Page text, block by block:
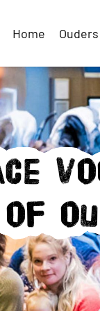
Home Ouders
of